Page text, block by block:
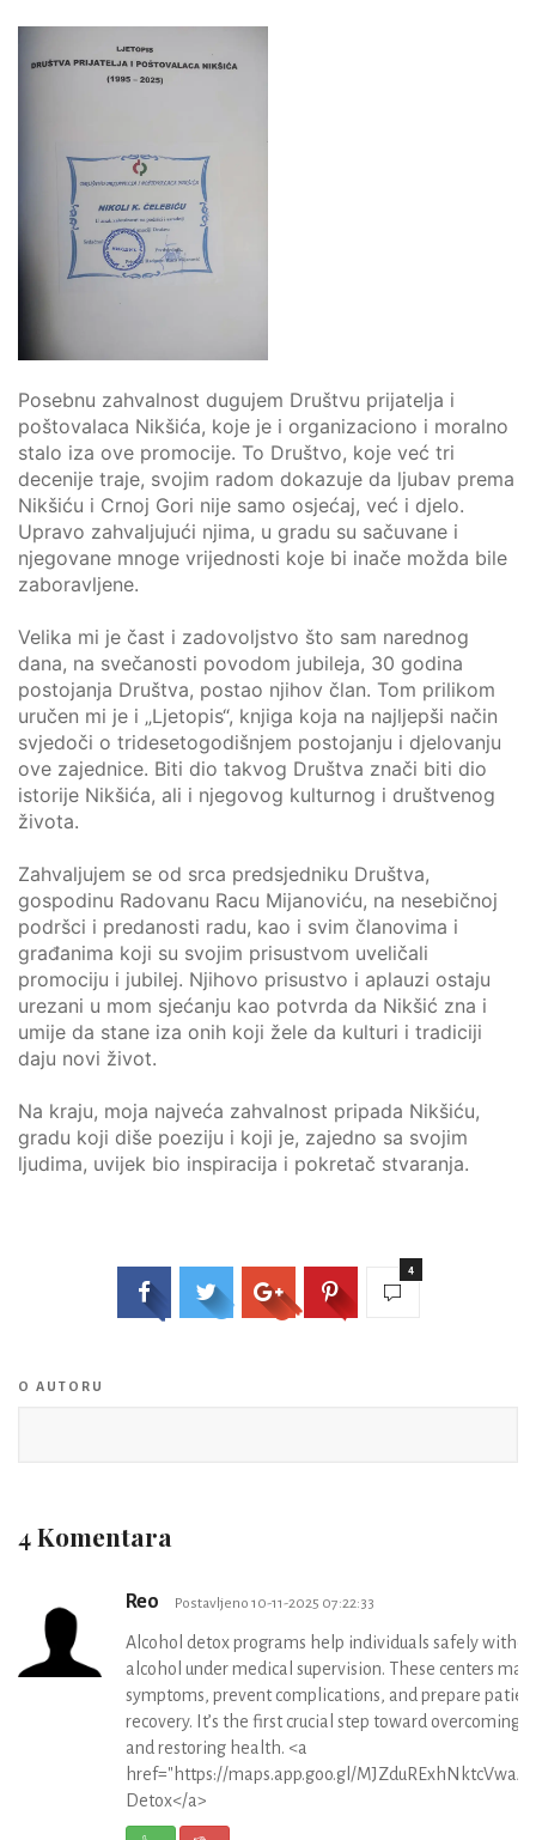
Posebnu zahvalnost dugujem Društvu prijatelja i
poštovalaca Nikšića, koje je i organizaciono i moralno
stalo iza ove promocije. To Društvo, koje već tri
decenije traje, svojim radom dokazuje da ljubav prema
Nikšiću i Crnoj Gori nije samo osjećaj, već i djelo.
Upravo zahvaljujući njima, u gradu su sačuvane i
njegovane mnoge vrijednosti koje bi inače možda bile
zaboravljene.
Velika mi je čast i zadovoljstvo što sam narednog
dana, na svečanosti povodom jubileja, 30 godina
postojanja Društva, postao njihov član. Tom prilikom
uručen mi je i „Ljetopis“, knjiga koja na najljepši način
svjedoči o tridesetogodišnjem postojanju i djelovanju
ove zajednice. Biti dio takvog Društva znači biti dio
istorije Nikšića, ali i njegovog kulturnog i društvenog
života.
Zahvaljujem se od srca predsjedniku Društva,
gospodinu Radovanu Racu Mijanoviću, na nesebičnoj
podršci i predanosti radu, kao i svim članovima i
građanima koji su svojim prisustvom uveličali
promociju i jubilej. Njihovo prisustvo i aplauzi ostaju
urezani u mom sjećanju kao potvrda da Nikšić zna i
umije da stane iza onih koji žele da kulturi i tradiciji
daju novi život.
Na kraju, moja najveća zahvalnost pripada Nikšiću,
gradu koji diše poeziju i koji je, zajedno sa svojim
ljudima, uvijek bio inspiracija i pokretač stvaranja.
4
O AUTORU
4 Komentara
Reo Postavljeno 10-11-2025 07:22:33
Alcohol detox programs help individuals safely
alcohol under medical supervision. These centers
symptoms, prevent complications, and prepare
recovery. It’s the first crucial step toward overcoming
and restoring health. <a
href="https://maps.app.goo.gl/
Detox</a>